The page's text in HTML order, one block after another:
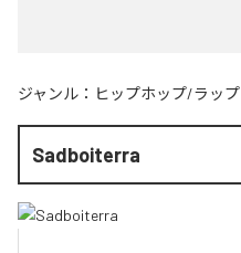
ジャンル： ヒップホップ/ラップ
Sadboiterra